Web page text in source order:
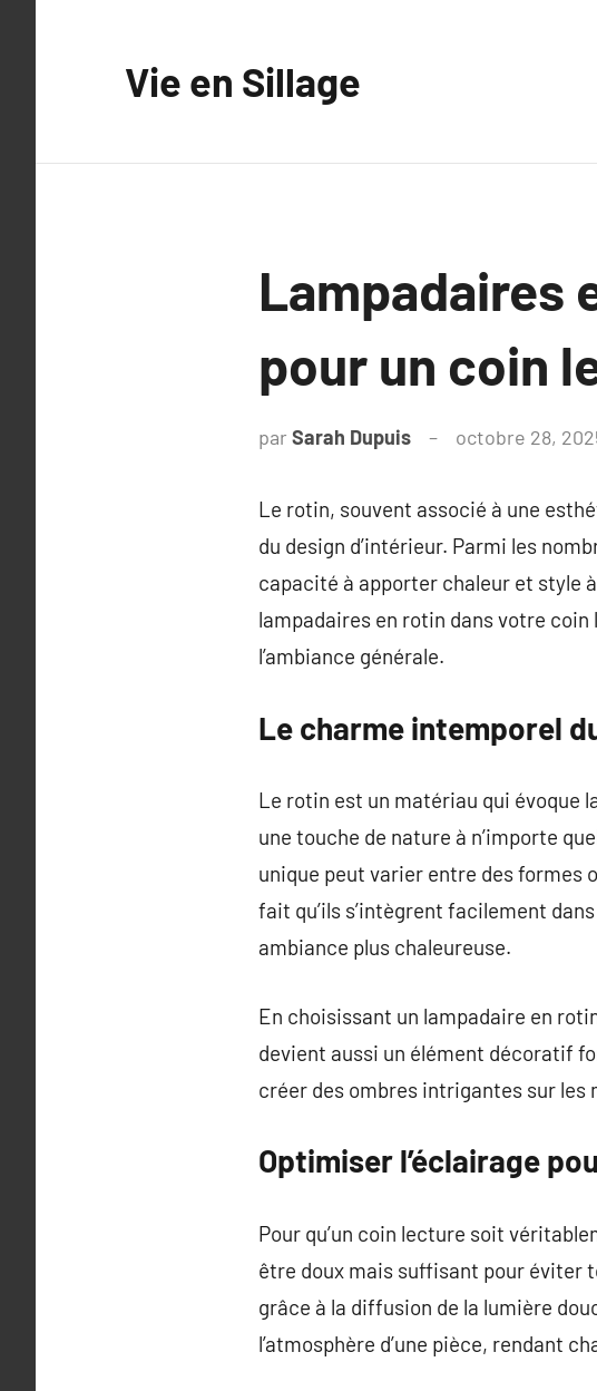
Vie en Sillage
Lampadaires
pour un coin
par Sarah Dupuis octobre 28,
Le rotin, souvent associé à une
du design d’intérieur. Parmi les
capacité à apporter chaleur et style
lampadaires en rotin dans votre
l’ambiance générale.
Le charme intemporel
Le rotin est un matériau qui évoque
une touche de nature à n’importe
unique peut varier entre des formes
fait qu’ils s’intègrent facilement dans
ambiance plus chaleureuse.
En choisissant un lampadaire en
devient aussi un élément décoratif
créer des ombres intrigantes sur
Optimiser l’éclairage
Pour qu’un coin lecture soit
être doux mais suffisant pour éviter
grâce à la diffusion de la lumière
l’atmosphère d’une pièce, rendant